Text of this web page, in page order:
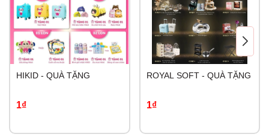
HIKID - QUÀ TẶNG
1₫
ROYAL SOFT - QUÀ TẶNG
1₫